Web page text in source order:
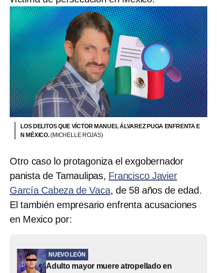
LOS DELITOS QUE VÍCTOR MANUEL ÁLVAREZ PUGA ENFRENTA E
N MÉXICO.(MICHELLE ROJAS)
Otro caso lo protagoniza el exgobernador
panista de Tamaulipas, Francisco Javier
García Cabeza de Vaca, de 58 años de edad.
El también empresario enfrenta acusaciones
en Mexico por:
NUEVO LEÓN
Adulto mayor muere atropellado en